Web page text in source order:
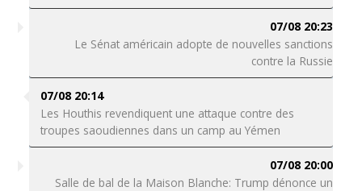
07/08 20:23
Le Sénat américain adopte de nouvelles sanctions
contre la Russie
07/08 20:14
Les Houthis revendiquent une attaque contre des
troupes saoudiennes dans un camp au Yémen
07/08 20:00
Salle de bal de la Maison Blanche: Trump dénonce un